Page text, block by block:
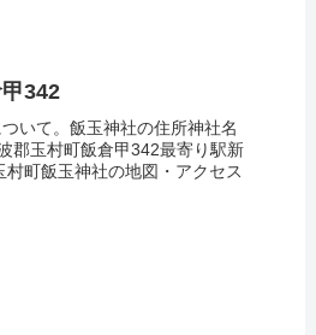
342
いて。飯玉神社の住所神社名
郡玉村町飯倉甲342最寄り駅新
町飯玉神社の地図・アクセス